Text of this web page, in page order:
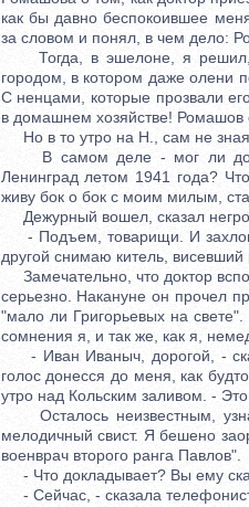
как бы давно беспокоившее
за словом и понял, в чем дело:
Тогда, в эшелоне, я решил,
городом, в котором даже олени
С ненцами, которые прозвали
в домашнем хозяйстве!
Но в то утро на Н., сам не
В самом деле - мог ли
Ленинград летом 1941 года?
живу бок о бок с моим милым,
Дежурный вошел, сказал
- Подъем, товарищи. И
другой снимаю китель, висевший
Замечательно, что доктор
серьезно. Накануне он прочел
"мало ли Григорьевых на
сомнения я, и так же, как я,
- Иван Иваныч, дорогой, -
голос донесся до меня, как
утро над Кольским заливом. -
Осталось неизвестным,
мелодичный свист. Я бешено
военврач второго ранга Павлов".
- Что докладывает? Вы ему
- Сейчас, - сказала